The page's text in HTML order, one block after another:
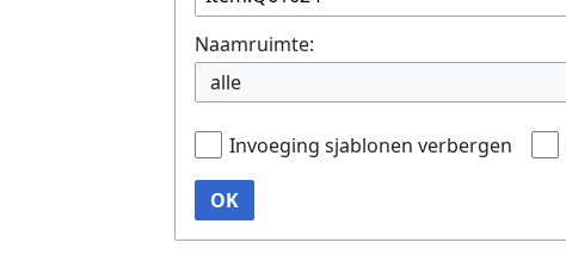
Naamruimte:
alle
Invoeging sjablonen verbergen
OK